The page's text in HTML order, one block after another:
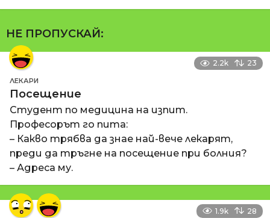
НЕ ПРОПУСКАЙ:
2.2k 23
ЛЕКАРИ
Посещение
Студент по медицина на изпит.
Професорът го пита:
– Какво трябва да знае най-вече лекарят,
преди да тръгне на посещение при болния?
– Адреса му.
1.9k 28